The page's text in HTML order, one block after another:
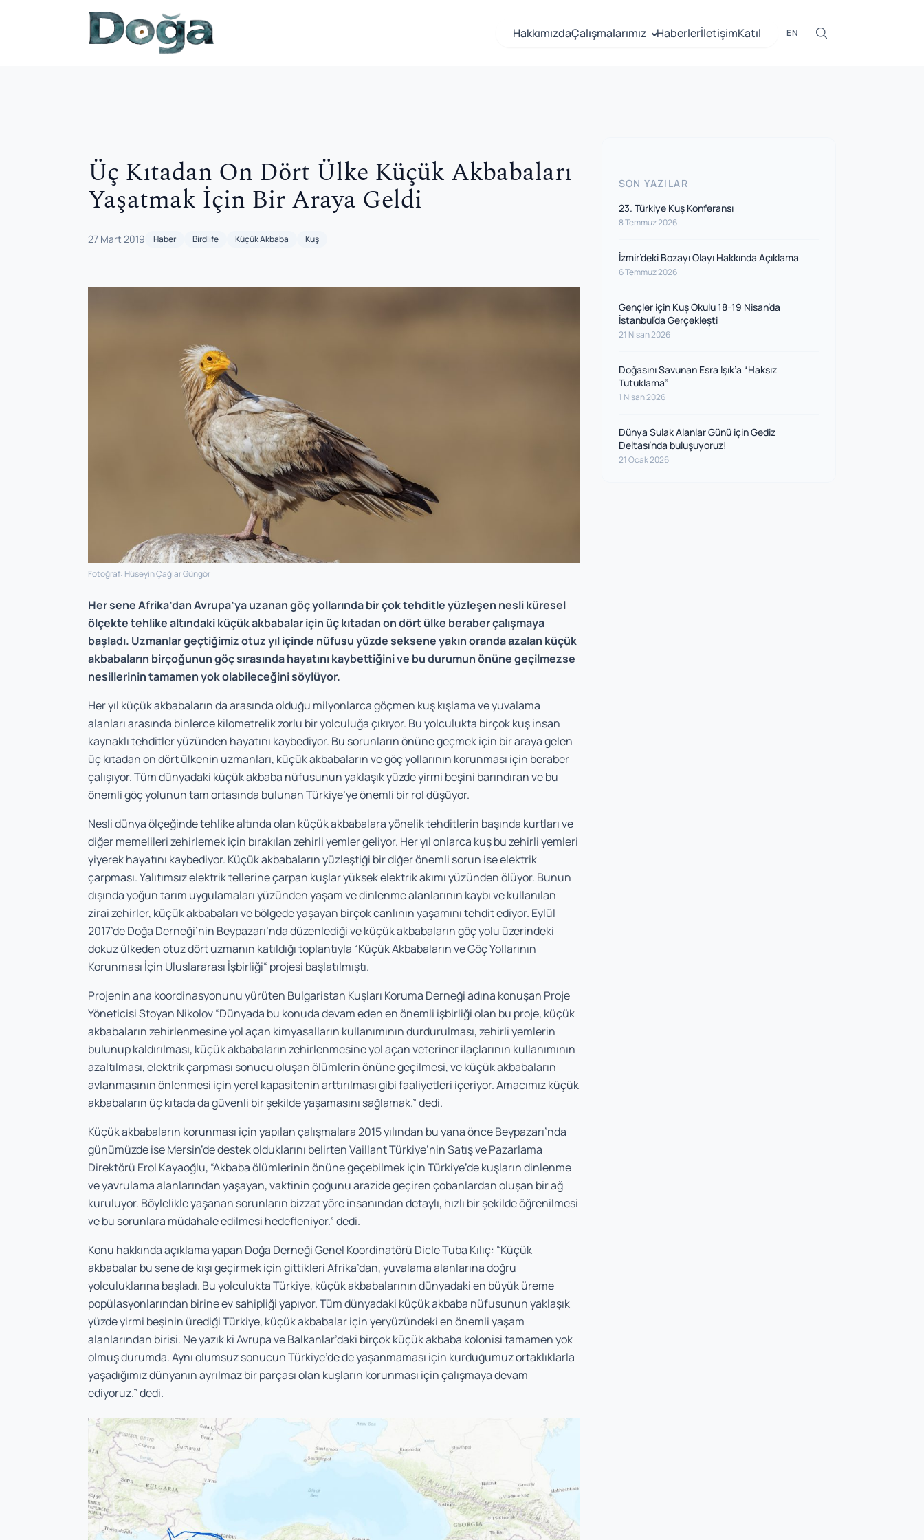
HakkımızdaÇalışmalarımız HaberlerİletişimKatıl EN
Üç Kıtadan On Dört Ülke Küçük Akbabaları
Yaşatmak İçin Bir Araya Geldi
27 Mart 2019 Haber Birdlife Küçük Akbaba Kuş
Fotoğraf: Hüseyin Çağlar Güngör
Her sene Afrika’dan Avrupa’ya uzanan göç yollarında bir çok tehditle yüzleşen nesli küresel
ölçekte tehlike altındaki küçük akbabalar için üç kıtadan on dört ülke beraber çalışmaya
başladı. Uzmanlar geçtiğimiz otuz yıl içinde nüfusu yüzde seksene yakın oranda azalan küçük
akbabaların birçoğunun göç sırasında hayatını kaybettiğini ve bu durumun önüne geçilmezse
nesillerinin tamamen yok olabileceğini söylüyor.
Her yıl küçük akbabaların da arasında olduğu milyonlarca göçmen kuş kışlama ve yuvalama
alanları arasında binlerce kilometrelik zorlu bir yolculuğa çıkıyor. Bu yolculukta birçok kuş insan
kaynaklı tehditler yüzünden hayatını kaybediyor. Bu sorunların önüne geçmek için bir araya gelen
üç kıtadan on dört ülkenin uzmanları, küçük akbabaların ve göç yollarının korunması için beraber
çalışıyor. Tüm dünyadaki küçük akbaba nüfusunun yaklaşık yüzde yirmi beşini barındıran ve bu
önemli göç yolunun tam ortasında bulunan Türkiye’ye önemli bir rol düşüyor.
Nesli dünya ölçeğinde tehlike altında olan küçük akbabalara yönelik tehditlerin başında kurtları ve
diğer memelileri zehirlemek için bırakılan zehirli yemler geliyor. Her yıl onlarca kuş bu zehirli yemleri
yiyerek hayatını kaybediyor. Küçük akbabaların yüzleştiği bir diğer önemli sorun ise elektrik
çarpması. Yalıtımsız elektrik tellerine çarpan kuşlar yüksek elektrik akımı yüzünden ölüyor. Bunun
dışında yoğun tarım uygulamaları yüzünden yaşam ve dinlenme alanlarının kaybı ve kullanılan
zirai zehirler, küçük akbabaları ve bölgede yaşayan birçok canlının yaşamını tehdit ediyor. Eylül
2017’de Doğa Derneği’nin Beypazarı’nda düzenlediği ve küçük akbabaların göç yolu üzerindeki
dokuz ülkeden otuz dört uzmanın katıldığı toplantıyla “Küçük Akbabaların ve Göç Yollarının
Korunması İçin Uluslararası İşbirliği“ projesi başlatılmıştı.
Projenin ana koordinasyonunu yürüten Bulgaristan Kuşları Koruma Derneği adına konuşan Proje
Yöneticisi Stoyan Nikolov “Dünyada bu konuda devam eden en önemli işbirliği olan bu proje, küçük
akbabaların zehirlenmesine yol açan kimyasalların kullanımının durdurulması, zehirli yemlerin
bulunup kaldırılması, küçük akbabaların zehirlenmesine yol açan veteriner ilaçlarının kullanımının
azaltılması, elektrik çarpması sonucu oluşan ölümlerin önüne geçilmesi, ve küçük akbabaların
avlanmasının önlenmesi için yerel kapasitenin arttırılması gibi faaliyetleri içeriyor. Amacımız küçük
akbabaların üç kıtada da güvenli bir şekilde yaşamasını sağlamak.” dedi.
Küçük akbabaların korunması için yapılan çalışmalara 2015 yılından bu yana önce Beypazarı’nda
günümüzde ise Mersin’de destek olduklarını belirten Vaillant Türkiye’nin Satış ve Pazarlama
Direktörü Erol Kayaoğlu, “Akbaba ölümlerinin önüne geçebilmek için Türkiye’de kuşların dinlenme
ve yavrulama alanlarından yaşayan, vaktinin çoğunu arazide geçiren çobanlardan oluşan bir ağ
kuruluyor. Böylelikle yaşanan sorunların bizzat yöre insanından detaylı, hızlı bir şekilde öğrenilmesi
ve bu sorunlara müdahale edilmesi hedefleniyor.” dedi.
Konu hakkında açıklama yapan Doğa Derneği Genel Koordinatörü Dicle Tuba Kılıç: “Küçük
akbabalar bu sene de kışı geçirmek için gittikleri Afrika’dan, yuvalama alanlarına doğru
yolculuklarına başladı. Bu yolculukta Türkiye, küçük akbabalarının dünyadaki en büyük üreme
popülasyonlarından birine ev sahipliği yapıyor. Tüm dünyadaki küçük akbaba nüfusunun yaklaşık
yüzde yirmi beşinin ürediği Türkiye, küçük akbabalar için yeryüzündeki en önemli yaşam
alanlarından birisi. Ne yazık ki Avrupa ve Balkanlar’daki birçok küçük akbaba kolonisi tamamen yok
olmuş durumda. Aynı olumsuz sonucun Türkiye’de de yaşanmaması için kurduğumuz ortaklıklarla
yaşadığımız dünyanın ayrılmaz bir parçası olan kuşların korunması için çalışmaya devam
ediyoruz.” dedi.
SON YAZILAR
23. Türkiye Kuş Konferansı
8 Temmuz 2026
İzmir’deki Bozayı Olayı Hakkında Açıklama
6 Temmuz 2026
Gençler için Kuş Okulu 18-19 Nisan’da
İstanbul’da Gerçekleşti
21 Nisan 2026
Doğasını Savunan Esra Işık’a “Haksız
Tutuklama”
1 Nisan 2026
Dünya Sulak Alanlar Günü için Gediz
Deltası’nda buluşuyoruz!
21 Ocak 2026